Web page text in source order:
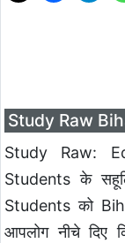
Study Raw
Study Raw:
Students के
Students को
आपलोग नीचे